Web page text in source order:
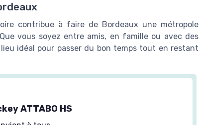
contribue à faire de Bordeaux une métropole
vous soyez entre amis, en famille ou avec des
lieu idéal pour passer du bon temps tout en restant
ATTABO HS